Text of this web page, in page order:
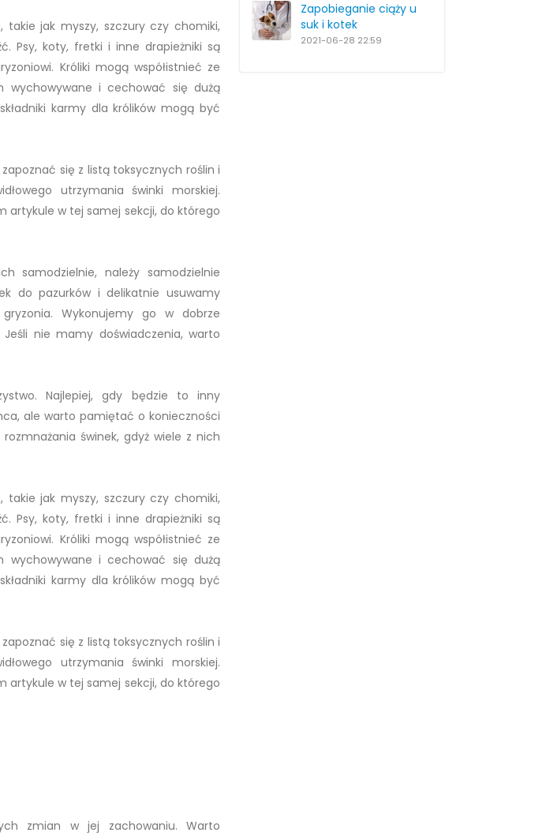
Zapobieganie ciąży u
suk i kotek
2021-06-28 22:59
takie jak myszy, szczury czy chomiki,
Psy, koty, fretki i inne drapieżniki są
Króliki mogą współistnieć ze
wychowywane i cechować się dużą
karmy dla królików mogą być
się z listą toksycznych roślin i
utrzymania świnki morskiej.
artykule w tej samej sekcji, do którego
samodzielnie, należy samodzielnie
do pazurków i delikatnie usuwamy
Wykonujemy go w dobrze
nie mamy doświadczenia, warto
Najlepiej, gdy będzie to inny
ale warto pamiętać o konieczności
świnek, gdyż wiele z nich
takie jak myszy, szczury czy chomiki,
Psy, koty, fretki i inne drapieżniki są
Króliki mogą współistnieć ze
wychowywane i cechować się dużą
karmy dla królików mogą być
się z listą toksycznych roślin i
utrzymania świnki morskiej.
artykule w tej samej sekcji, do którego
zmian w jej zachowaniu. Warto